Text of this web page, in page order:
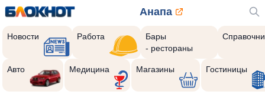
Анапа
Новости Работа
Бары
- рестораны
Авто Медицина Магазины Гостиницы